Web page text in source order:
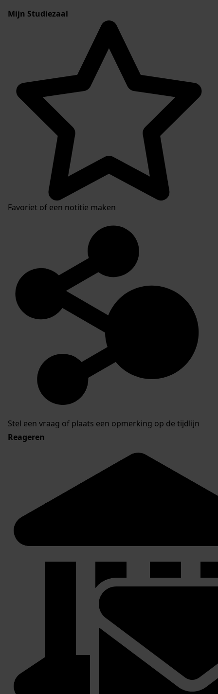
Mijn Studiezaal
Favoriet of een notitie maken
Stel een vraag of plaats een opmerking op de tijdlijn
Reageren